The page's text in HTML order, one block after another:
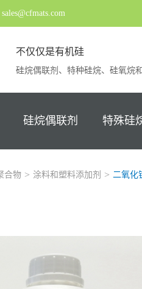
sales@cfmats.com
不仅仅是有机硅
硅烷偶联剂、特种硅烷、硅氧烷
硅烷偶联剂 特殊硅
合物 涂料和塑料添加剂 二氧化